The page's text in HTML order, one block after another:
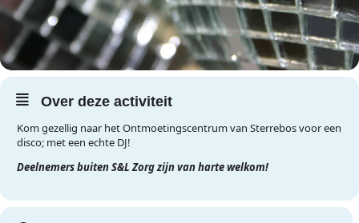
Over deze activiteit
Kom gezellig naar het Ontmoetingscentrum van Sterrebos voor een
disco; met een echte DJ!
Deelnemers buiten S&L Zorg zijn van harte welkom!